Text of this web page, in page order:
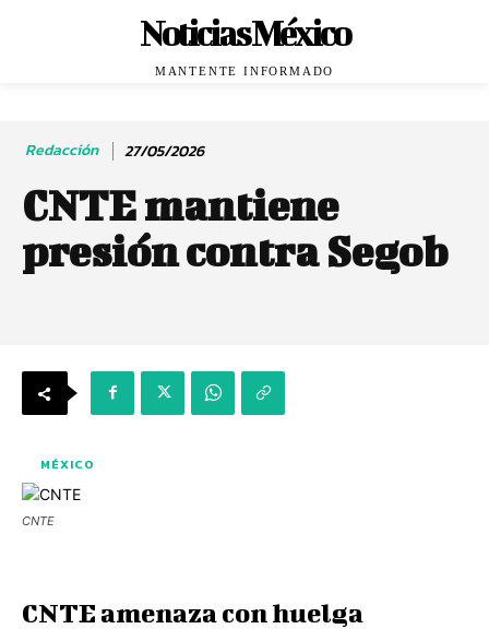
Noticias México
MANTENTE INFORMADO
Redacción 27/05/2026
CNTE mantiene
presión contra Segob
MÉXICO
CNTE
CNTE amenaza con huelga